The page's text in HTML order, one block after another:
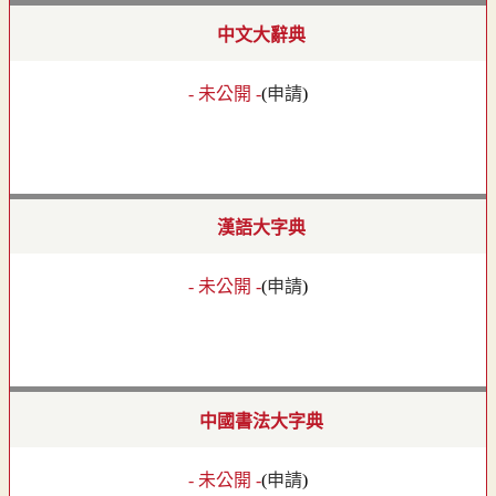
中文大辭典
- 未公開 -(申請)
漢語大字典
- 未公開 -(申請)
中國書法大字典
- 未公開 -(申請)